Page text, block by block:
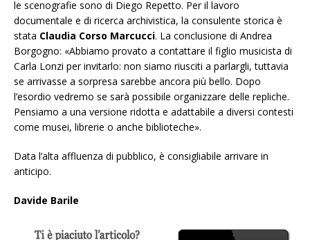
le scenografie sono di Diego Repetto. Per il lavoro
documentale e di ricerca archivistica, la consulente storica è
stata Claudia Corso Marcucci. La conclusione di Andrea
Borgogno: «Abbiamo provato a contattare il figlio musicista di
Carla Lonzi per invitarlo: non siamo riusciti a parlargli, tuttavia
se arrivasse a sorpresa sarebbe ancora più bello. Dopo
l’esordio vedremo se sarà possibile organizzare delle repliche.
Pensiamo a una versione ridotta e adattabile a diversi contesti
come musei, librerie o anche biblioteche».
Data l’alta affluenza di pubblico, è consigliabile arrivare in
anticipo.
Davide Barile